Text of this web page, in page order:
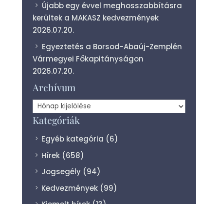
Újabb egy évvel meghosszabbításra
kerültek a MAKASZ kedvezmények
2026.07.20.
Egyeztetés a Borsod-Abaúj-Zemplén
Vármegyei Főkapitányságon
2026.07.20.
Archívum
Archívum
Kategóriák
Egyéb kategória (6)
Hírek (658)
Jogsegély (94)
Kedvezmények (99)